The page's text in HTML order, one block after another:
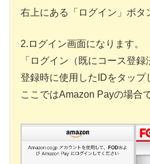
右上にある「ログイン」ボタ
2.ログイン画面になります。
「ログイン（既にコース登
登録時に使用したIDをタップ
ここではAmazon Payの場合